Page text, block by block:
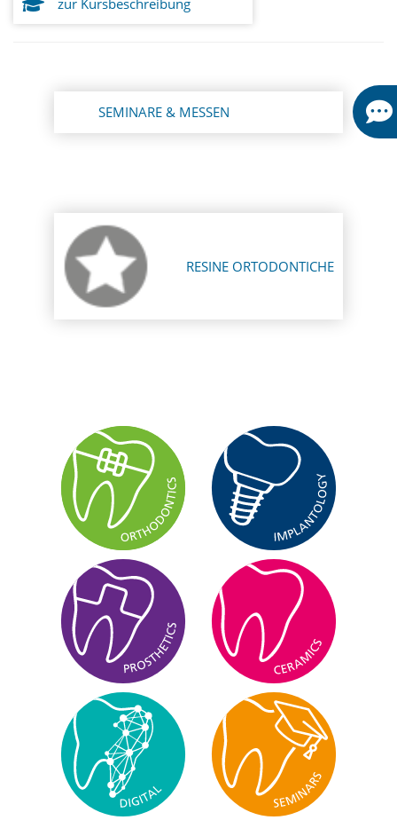
zur Kursbeschreibung
SEMINARE & MESSEN
RESINE ORTODONTICHE